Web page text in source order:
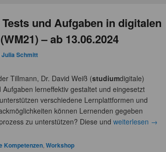
und Aufgaben in digitalen
– ab 13.06.2024
Julia Schmitt
Tillmann, Dr. David Weiß (studiumdigitale)
lerneffektiv gestaltet und eingesetzt
verschiedene Lernplattformen und
können Lernenden gegeben
zu unterstützen? Diese undweiterlesen →
Kompetenzen ,Workshop